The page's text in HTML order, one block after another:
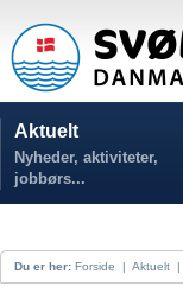
Aktuelt
Nyheder, aktiviteter,
jobbørs...
Du er her: Forside | Aktuelt |